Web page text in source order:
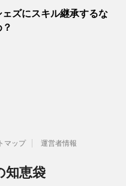
ェズにスキル継承するな
マップ 運営者情報
知恵袋